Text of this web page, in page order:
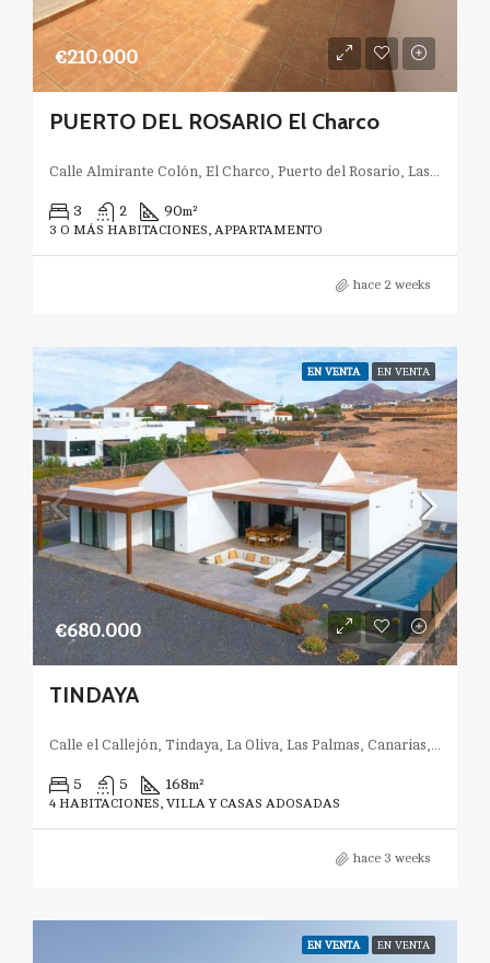
€210.000
PUERTO DEL ROSARIO El Charco
Calle Almirante Colón, El Charco, Puerto del Rosario, Las Palmas, Canarias, España
3 2 90m²
3 O MÁS HABITACIONES, APPARTAMENTO
hace 2 weeks
EN VENTA EN VENTA
€680.000
TINDAYA
Calle el Callejón, Tindaya, La Oliva, Las Palmas, Canarias, 35613, España
5 5 168m²
4 HABITACIONES, VILLA Y CASAS ADOSADAS
hace 3 weeks
EN VENTA EN VENTA